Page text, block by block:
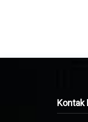
Kontak